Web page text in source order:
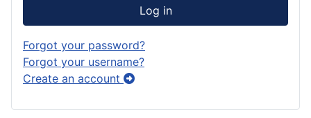
Log in
Forgot your password?
Forgot your username?
Create an account